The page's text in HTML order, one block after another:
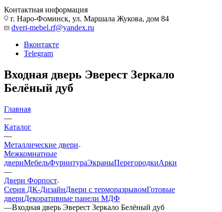
Контактная информация
г. Наро-Фоминск, ул. Маршала Жукова, дом 84
dveri-mebel.rf@yandex.ru
Вконтакте
Telegram
Входная дверь Эверест Зеркало
Белёный дуб
Главная
—
Каталог
—
Металлические двери
Межкомнатные
двериМебельФурнитураЭкраныПерегородкиАрки
—
Двери Форпост
Серия ДК-ДизайнДвери с терморазрывомГотовые
двериДекоративные панели МДФ
—Входная дверь Эверест Зеркало Белёный дуб